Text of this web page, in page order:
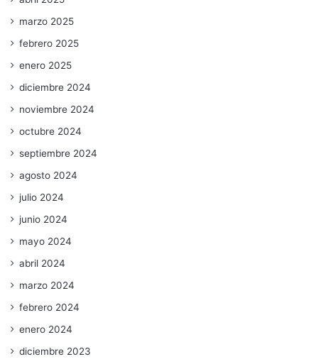
marzo 2025
febrero 2025
enero 2025
diciembre 2024
noviembre 2024
octubre 2024
septiembre 2024
agosto 2024
julio 2024
junio 2024
mayo 2024
abril 2024
marzo 2024
febrero 2024
enero 2024
diciembre 2023